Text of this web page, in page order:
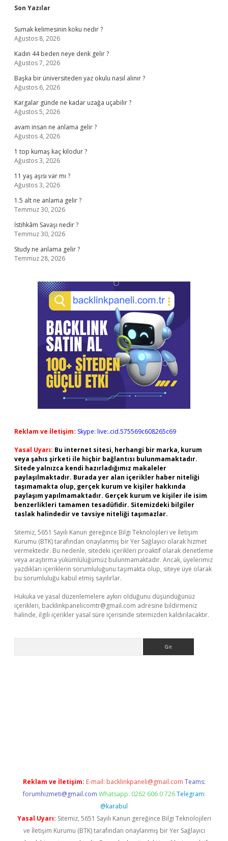
Sidebar
Son Yazılar
Sumak kelimesinin koku nedir ?
Ağustos 8, 2026
Kadın 44 beden neye denk gelir ?
Ağustos 7, 2026
Başka bir üniversiteden yaz okulu nasıl alınır ?
Ağustos 6, 2026
Kargalar günde ne kadar uzağa uçabilir ?
Ağustos 5, 2026
avam insan ne anlama gelir ?
Ağustos 4, 2026
1 top kumaş kaç kilodur ?
Ağustos 3, 2026
11 yaş aşısı var mı ?
Ağustos 3, 2026
1.5 alt ne anlama gelir ?
Temmuz 30, 2026
İstihkâm Savaşı nedir ?
Temmuz 30, 2026
Study ne anlama gelir ?
Temmuz 28, 2026
Reklam ve İletişim: Skype: live:.cid.575569c608265c69
Yasal Uyarı: Bu internet sitesi, herhangi bir marka, kurum
veya şahıs şirketi ile hiçbir bağlantısı bulunmamaktadır.
Sitede yalnızca kendi hazırladığımız makaleler
paylaşılmaktadır. Burada yer alan içerikler haber niteliği
taşımamakta olup, gerçek kurum ve kişiler hakkında
paylaşım yapılmamaktadır. Gerçek kurum ve kişiler ile isim
benzerlikleri tamamen tesadüfidir. Sitemizdeki bilgiler
taslak halindedir ve tavsiye niteliği taşımazlar.
Sitemiz, 5651 Sayılı Kanun gereğince Bilgi Teknolojileri ve İletişim
Kurumu (BTK) tarafından onaylanmış bir Yer Sağlayıcı olarak hizmet
vermektedir. Bu nedenle, sitedeki içerikleri proaktif olarak denetleme
veya araştırma yükümlülüğümüz bulunmamaktadır. Ancak, üyelerimiz
yazdıkları içeriklerin sorumluluğunu taşımakta olup, siteye üye olarak
bu sorumluluğu kabul etmiş sayılırlar.
Hukuka ve yasal düzenlemelere aykırı olduğunu düşündüğünüz
içerikleri, backlinkpanelicomtr@gmail.com adresine bildirmeniz
halinde, ilgili içerikler yasal süre içerisinde sitemizden kaldırılacaktır.
Reklam ve İletişim: E-mail: backlinkpaneli@gmail.com Teams:
forumhizmeti@gmail.com Whatsapp: 0262 606 0 726 Telegram:
@karabul
Yasal Uyarı: Sitemiz, 5651 Sayılı Kanun gereğince Bilgi Teknolojileri
ve İletişim Kurumu (BTK) tarafından onaylanmış bir Yer Sağlayıcı